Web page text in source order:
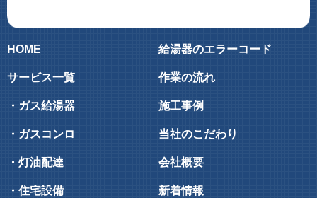
HOME
サービス一覧
・ガス給湯器
・ガスコンロ
・灯油配達
・住宅設備
給湯器のエラーコード
作業の流れ
施工事例
当社のこだわり
会社概要
新着情報